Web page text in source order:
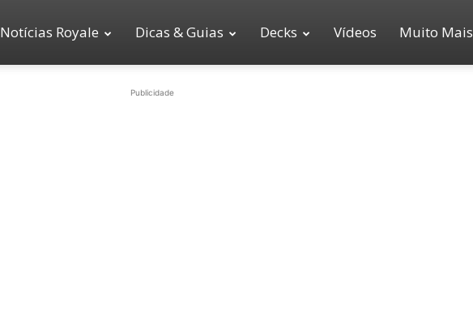
Notícias Royale Dicas & Guias Decks Vídeos Muito
Publicidade